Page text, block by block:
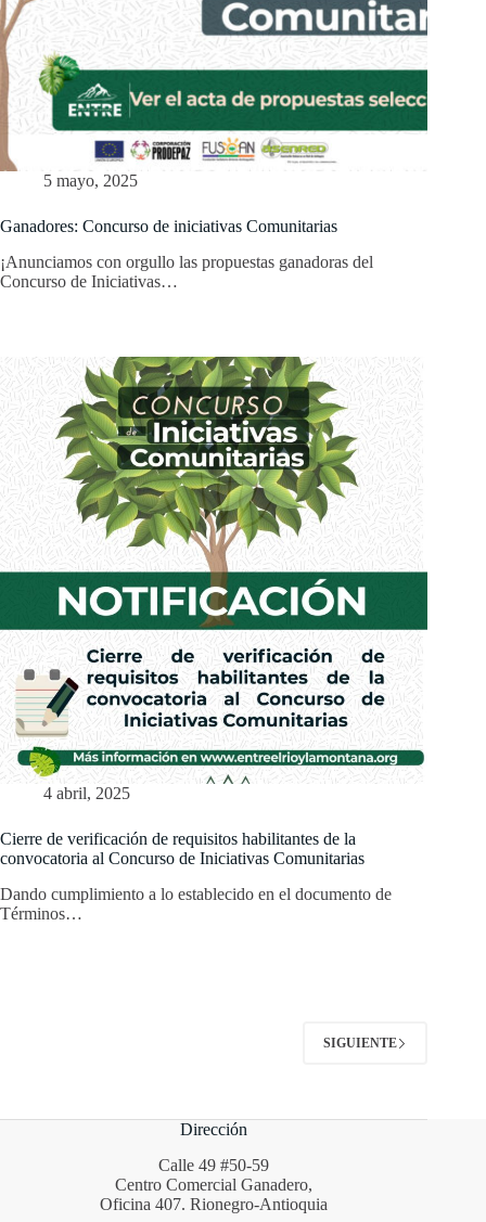
5 mayo, 2025
Ganadores: Concurso de iniciativas Comunitarias
¡Anunciamos con orgullo las propuestas ganadoras del
Concurso de Iniciativas…
4 abril, 2025
Cierre de verificación de requisitos habilitantes de la
convocatoria al Concurso de Iniciativas Comunitarias
Dando cumplimiento a lo establecido en el documento de
Términos…
SIGUIENTE
Dirección
Calle 49 #50-59
Centro Comercial Ganadero,
Oficina 407. Rionegro-Antioquia